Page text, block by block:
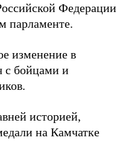
Федерации
парламенте.
изменение в
с бойцами и
историей,
на Камчатке